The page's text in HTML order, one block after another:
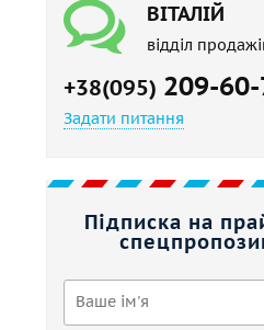
ВІТАЛІЙ
відділ
+38(095) 209-
Задати питання
Підписка на